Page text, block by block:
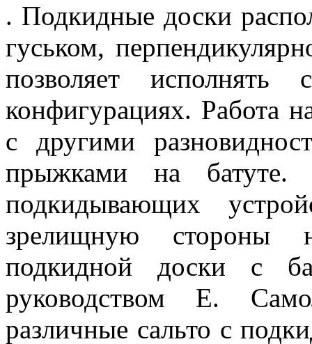
. Подкидные доски
гуськом,
позволяет
конфигурациях. Работа
с другими
прыжками на батуте.
подкидывающих
зрелищную стороны
подкидной доски с
руководством Е.
различные сальто с